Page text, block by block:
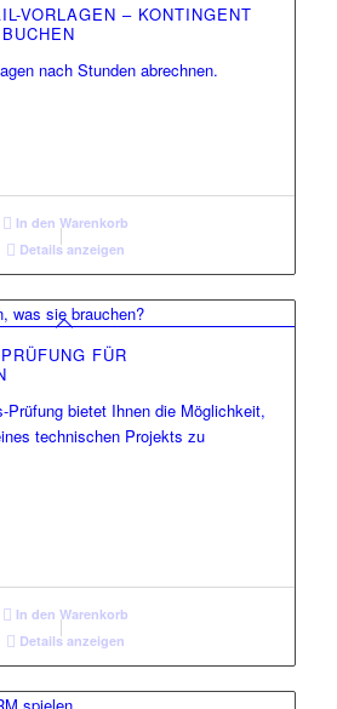
VORLAGEN – KONTINGENT
nach Stunden abrechnen.
In den Warenkorb
Details anzeigen
FÜR
Prüfung bietet Ihnen die Möglichkeit,
technischen Projekts zu
In den Warenkorb
Details anzeigen